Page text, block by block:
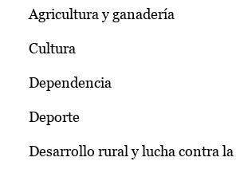
Agricultura y ganadería
Cultura
Dependencia
Deporte
Desarrollo rural y lucha contra